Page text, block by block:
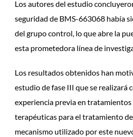
Los autores del estudio
seguridad de BMS-663068 había
del grupo control, lo que abre la
esta prometedora línea de
Los resultados obtenidos han
estudio de fase III que se realizará
experiencia previa en tratamientos
terapéuticas para el tratamiento
mecanismo utilizado por este